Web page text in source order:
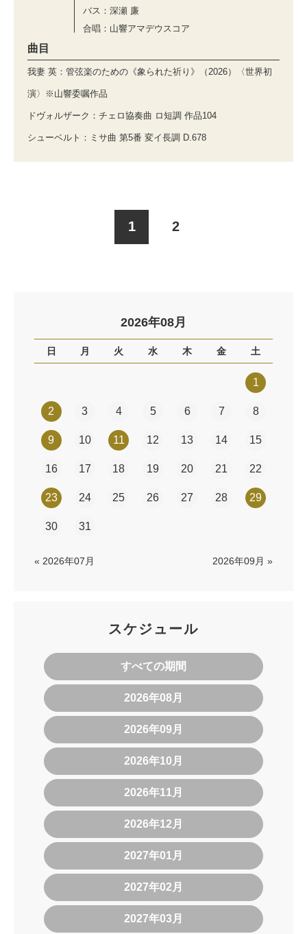
バス：深瀬 廉
合唱：山響アマデウスコア
曲目
我妻 英：管弦楽のための《象られた祈り》（2026）〈世界初
演〉※山響委嘱作品
ドヴォルザーク：チェロ協奏曲 ロ短調 作品104
シューベルト：ミサ曲 第5番 変イ長調 D.678
1 2
2026年08月
日 月 火 水 木 金 土
1
2 3 4 5 6 7 8
9 10 11 12 13 14 15
16 17 18 19 20 21 22
23 24 25 26 27 28 29
30 31
« 2026年07月 2026年09月 »
スケジュール
すべての期間
2026年08月
2026年09月
2026年10月
2026年11月
2026年12月
2027年01月
2027年02月
2027年03月